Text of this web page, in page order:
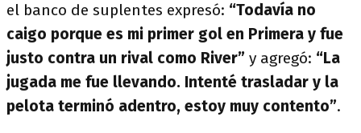
el banco de suplentes expresó: “Todavía no
caigo porque es mi primer gol en Primera y fue
justo contra un rival como River” y agregó: “La
jugada me fue llevando. Intenté trasladar y la
pelota terminó adentro, estoy muy contento”.